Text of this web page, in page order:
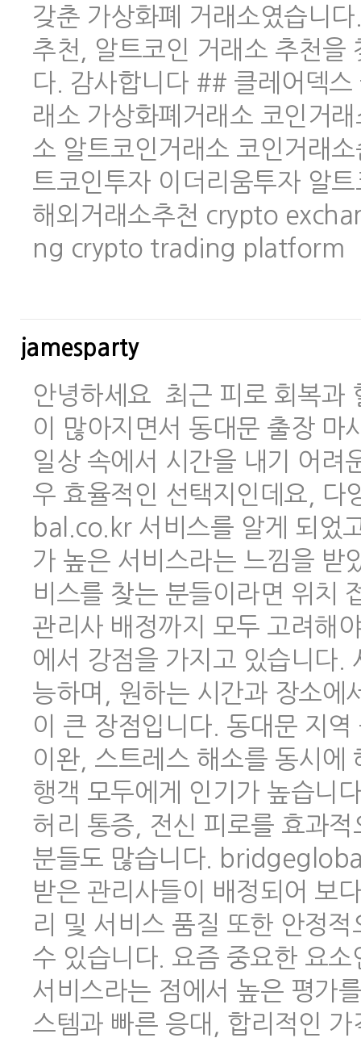
갖춘 가상화폐 거래소였습니
추천, 알트코인 거래소 추천을
다. 감사합니다 ## 클레어덱
래소 가상화폐거래소 코인거
소 알트코인거래소 코인거래
트코인투자 이더리움투자 알
해외거래소추천 crypto
ng crypto trading platform
jamesparty
안녕하세요 최근 피로 회복과
이 많아지면서 동대문 출장 마
일상 속에서 시간을 내기 어려
우 효율적인 선택지인데요,
bal.co.kr 서비스를 알게 되었
가 높은 서비스라는 느낌을 받
비스를 찾는 분들이라면 위치
관리사 배정까지 모두 고려해
에서 강점을 가지고 있습니다.
능하며, 원하는 시간과 장소에
이 큰 장점입니다. 동대문 지
이완, 스트레스 해소를 동시에
행객 모두에게 인기가 높습니
허리 통증, 전신 피로를 효과
분들도 많습니다.
받은 관리사들이 배정되어 보
리 및 서비스 품질 또한 안정
수 있습니다. 요즘 중요한 요
서비스라는 점에서 높은 평가
스템과 빠른 응대, 합리적인